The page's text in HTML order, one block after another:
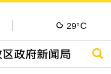
29°C
搜寻